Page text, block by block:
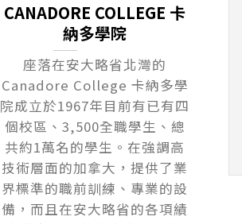
CANADORE COLLEGE 卡
納多學院
座落在安大略省北灣的
Canadore College 卡納多學
院成立於1967年目前有已有四
個校區、3,500全職學生、總
共約1萬名的學生。在強調高
技術層面的加拿大，提供了業
界標準的職前訓練、專業的設
備，而且在安大略省的各項績